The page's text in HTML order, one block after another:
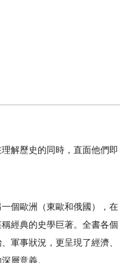
解歷史的同時，直面他們即
個歐洲（東歐和俄國），在
經典的史學巨著。全書各個
軍事狀況，更呈現了經濟、
層意義。